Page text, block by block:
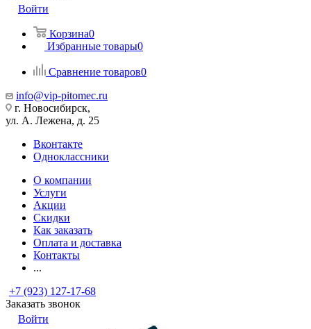
Войти
Корзина0
Избранные товары0
Сравнение товаров0
info@vip-pitomec.ru
г. Новосибирск,
ул. А. Лежена, д. 25
Вконтакте
Одноклассники
О компании
Услуги
Акции
Скидки
Как заказать
Оплата и доставка
Контакты
...
+7 (923) 127-17-68
Заказать звонок
Войти